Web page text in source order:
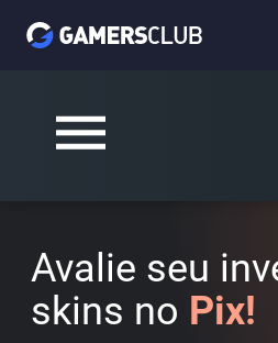
Avalie seu
skins no Pix!